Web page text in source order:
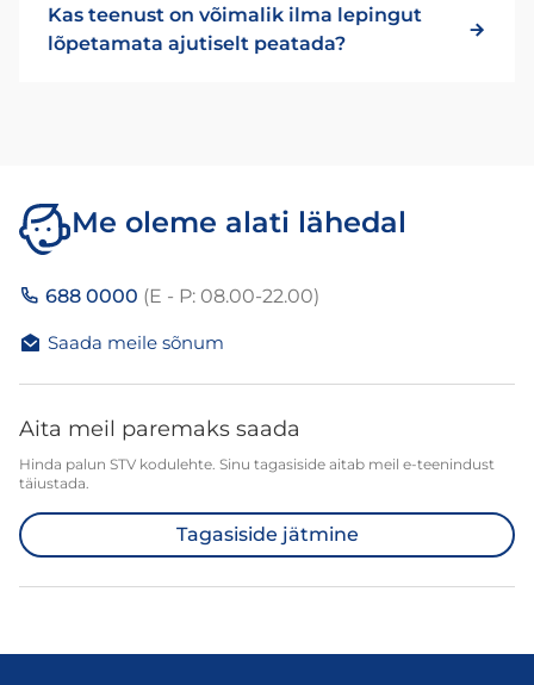
Kas teenust on võimalik ilma lepingut
lõpetamata ajutiselt peatada?
Me oleme alati lähedal
688 0000 (E - P: 08.00-22.00)
Saada meile sõnum
Aita meil paremaks saada
Hinda palun STV kodulehte. Sinu tagasiside aitab meil e-teenindust
täiustada.
Tagasiside jätmine